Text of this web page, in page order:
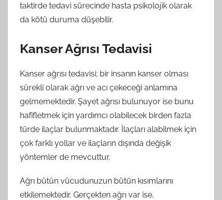
taktirde tedavi sürecinde hasta psikolojik olarak
da kötü duruma düşebilir.
Kanser Ağrısı Tedavisi
Kanser ağrısı tedavisi; bir insanın kanser olması
sürekli olarak ağrı ve acı çekeceği anlamına
gelmemektedir. Şayet ağrısı bulunuyor ise bunu
hafifletmek için yardımcı olabilecek birden fazla
türde ilaçlar bulunmaktadır. İlaçları alabilmek için
çok farklı yollar ve ilaçların dışında değişik
yöntemler de mevcuttur.
Ağrı bütün vücudunuzun bütün kısımlarını
etkilemektedir. Gerçekten ağrı var ise,